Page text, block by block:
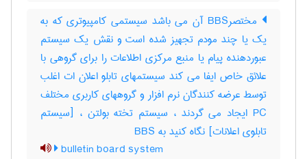
مختصرBBS آن می باشد سیستمی کامپیوتری که به
یک یا چند مودم تجهیز شده است و نقش یک سیستم
عبوردهنده پیام یا منبع مرکزی اطلاعات را برای گروهی با
علائق خاص ایفا می کند سیستمهای تابلو اعلان ات اغلب
توسط عرضه کنندگان نرم افزار و گروههای کاربری مختلف
PC ایجاد می گردند ، سیستم تخته بولتن ، [سیستم
تابلوی اعلانات] نگاه کنید به ‎ BBS
bulletin board system